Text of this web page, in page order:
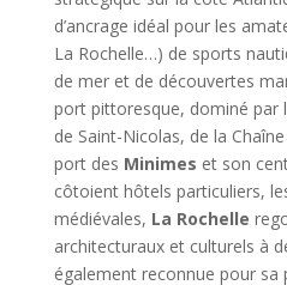
d’ancrage idéal pour les
La Rochelle…) de sports
de mer et de découvertes
port pittoresque, dominé par
de Saint-Nicolas, de la
port des Minimes et son
côtoient hôtels particuliers,
médiévales, La Rochelle
architecturaux et culturels à
également reconnue pour sa